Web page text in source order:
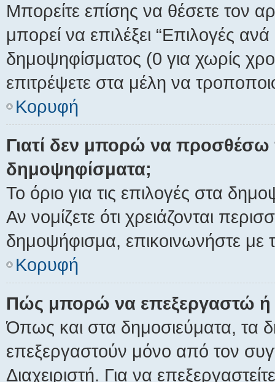
Μπορείτε επίσης να θέσετε τον
μπορεί να επιλέξει “Επιλογές
δημοψηφίσματος (0 για χωρίς
επιτρέψετε στα μέλη να
Κορυφή
Γιατί δεν μπορώ να προσθέσω
δημοψηφίσματα;
Το όριο για τις επιλογές στα
Αν νομίζετε ότι χρειάζονται
δημοψήφισμα, επικοινωνήστε με
Κορυφή
Πώς μπορώ να επεξεργαστώ
Όπως και στα δημοσιεύματα, τα
επεξεργαστούν μόνο από τον
Διαχειριστή. Για να